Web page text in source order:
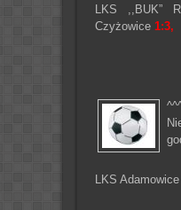
LKS ,,BUK”
Czyżowice 1:3,
LKS